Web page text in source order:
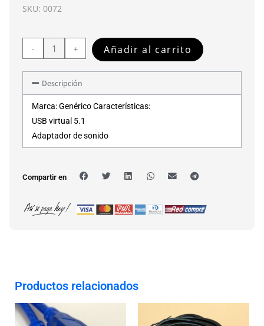
SKU: 0072
- + Añadir al carrito
Descripción
Marca: Genérico Características:
USB virtual 5.1
Adaptador de sonido
Compartir en
Productos relacionados